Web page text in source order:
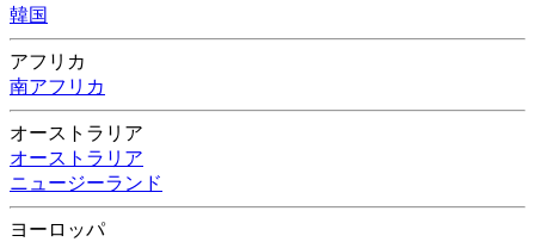
韓国
アフリカ
南アフリカ
オーストラリア
オーストラリア
ニュージーランド
ヨーロッパ